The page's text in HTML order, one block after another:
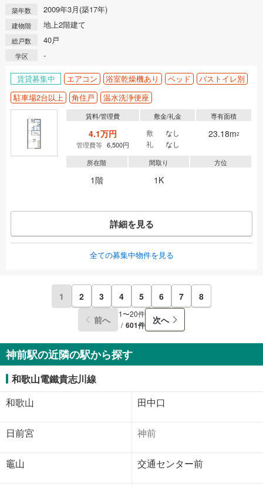
築年数 2009年3月(築17年)
建物階 地上2階建て
総戸数 40戸
学区 -
賃貸募集中 エアコン 浴室乾燥機あり ベッド
バストイレ別
駐車場2台以上
角住戸 温水洗浄便座
賃料/管理費
4.1万円
管理費等 6,500円
敷金/礼金
敷
なし
礼
なし
専有面積
23.18m2
所在階
1階
間取り
1K
方位
詳細を見る
全ての募集中物件を見る
前へ
1 2 3 4 5 6 7
8
次へ
1〜20件
601件
神前駅の近隣の駅から探す
和歌山電鐵貴志川線
和歌山
田中口
日前宮 神前
竈山 交通センター前